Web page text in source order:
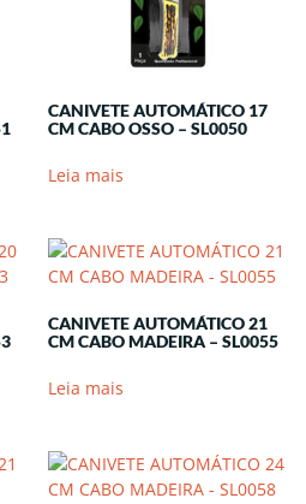
CANIVETE AUTOMÁTICO 17
CM CABO OSSO – SL0050
Leia mais
CANIVETE AUTOMÁTICO 21
CM CABO MADEIRA – SL0055
Leia mais